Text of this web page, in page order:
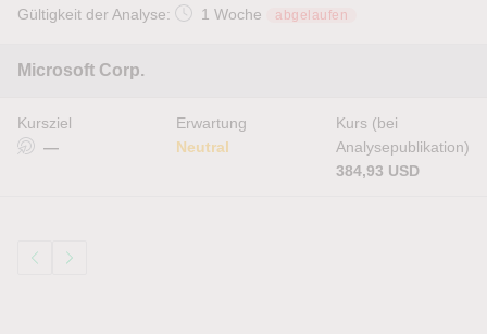
Gültigkeit der Analyse:
1 Woche abgelaufen
Microsoft Corp.
Kursziel
—
Erwartung
Neutral
Kurs (bei
Analysepublikation)
384,93 USD